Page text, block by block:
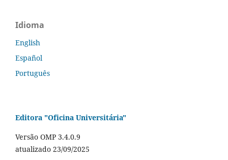
Idioma
English
Español
Português
Editora "Oficina Universitária"
Versão OMP 3.4.0.9
atualizado 23/09/2025